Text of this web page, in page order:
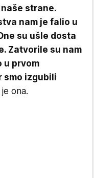
strane.
nam je falio u
su ušle dosta
Zatvorile su nam
u prvom
smo izgubili
ona.